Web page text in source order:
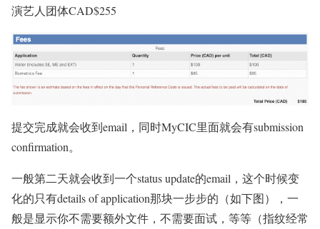
演艺人团体CAD$255
提交完成就会收到email，同时MyCIC里面就会有submission
confirmation。
一般第二天就会收到一个status update的email，这个时候变
化的只有details of application那块一步步的（如下图），一
般是显示你不需要额外文件，不需要面试，等等（指纹经常